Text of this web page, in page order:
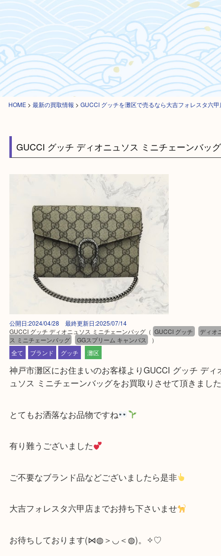
HOME
GUCCI グッチ ディオニュソス ミニチェーン
公開日:2024/04/28 最終更新日:2025/07/14
GUCCI グッチ ディオニュソス ミニチェーンバッグ（ GUCCI グッチ
ス ミニチェーンバッグ GGスプリーム キャンバス
）
神戸市灘区にお住まいのお客様よりGUCCI グッチ
とてもお洒落なお品物ですね
有り難うございました
ご不要なブランド品などございましたら是非